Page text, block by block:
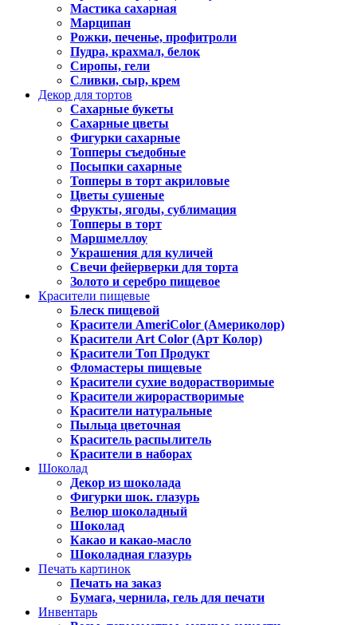
Мастика сахарная
Марципан
Рожки, печенье, профитроли
Пудра, крахмал, белок
Сиропы, гели
Сливки, сыр, крем
Декор для тортов
Сахарные букеты
Сахарные цветы
Фигурки сахарные
Топперы съедобные
Посыпки сахарные
Топперы в торт акриловые
Цветы сушеные
Фрукты, ягоды, сублимация
Топперы в торт
Маршмеллоу
Украшения для куличей
Свечи фейерверки для торта
Золото и серебро пищевое
Красители пищевые
Блеск пищевой
Красители AmeriColor (Америколор)
Красители Art Color (Арт Колор)
Красители Топ Продукт
Фломастеры пищевые
Красители сухие водорастворимые
Красители жирорастворимые
Красители натуральные
Пыльца цветочная
Краситель распылитель
Красители в наборах
Шоколад
Декор из шоколада
Фигурки шок. глазурь
Велюр шоколадный
Шоколад
Какао и какао-масло
Шоколадная глазурь
Печать картинок
Печать на заказ
Бумага, чернила, гель для печати
Инвентарь